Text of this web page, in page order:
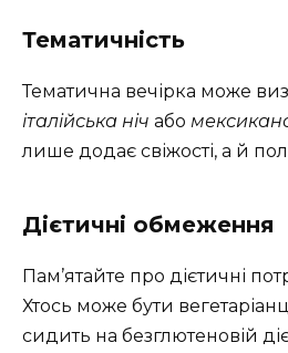
Тематичність
Тематична вечірка може
італійська ніч або
лише додає свіжості, а й
Дієтичні обмеження
Пам’ятайте про дієтичні
Хтось може бути
сидить на безглютеновій